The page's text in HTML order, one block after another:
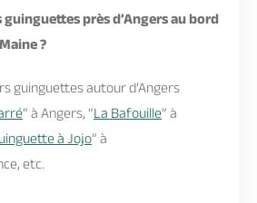
guinguettes près d’Angers au bord
?
guinguettes autour d’Angers
” à Angers, “La Bafouille” à
à Jojo” à
etc.